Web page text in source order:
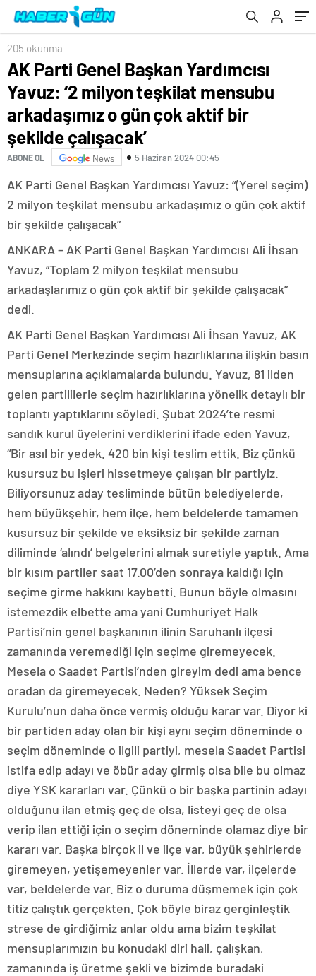
çok aktif bir şekilde çalışacak’
205 okunma
AK Parti Genel Başkan Yardımcısı
Yavuz: ‘2 milyon teşkilat mensubu
arkadaşımız o gün çok aktif bir
şekilde çalışacak’
ABONE OL News 5 Haziran 2024 00:45
AK Parti Genel Başkan Yardımcısı Yavuz: “(Yerel seçim)
2 milyon teşkilat mensubu arkadaşımız o gün çok aktif
bir şekilde çalışacak”
ANKARA – AK Parti Genel Başkan Yardımcısı Ali İhsan
Yavuz, “Toplam 2 milyon teşkilat mensubu
arkadaşlarımız o gün çok aktif bir şekilde çalışacak”
dedi.
AK Parti Genel Başkan Yardımcısı Ali İhsan Yavuz, AK
Parti Genel Merkezinde seçim hazırlıklarına ilişkin basın
mensuplarına açıklamalarda bulundu. Yavuz, 81 ilden
gelen partililerle seçim hazırlıklarına yönelik detaylı bir
toplantı yaptıklarını söyledi. Şubat 2024’te resmi
sandık kurul üyelerini verdiklerini ifade eden Yavuz,
“Bir asıl bir yedek. 420 bin kişi teslim ettik. Biz çünkü
kusursuz bu işleri hissetmeye çalışan bir partiyiz.
Biliyorsunuz aday tesliminde bütün belediyelerde,
hem büyükşehir, hem ilçe, hem beldelerde tamamen
kusursuz bir şekilde ve eksiksiz bir şekilde zaman
diliminde ‘alındı’ belgelerini almak suretiyle yaptık. Ama
bir kısım partiler saat 17.00’den sonraya kaldığı için
seçime girme hakkını kaybetti. Bunun böyle olmasını
istemezdik elbette ama yani Cumhuriyet Halk
Partisi’nin genel başkanının ilinin Saruhanlı ilçesi
zamanında veremediği için seçime giremeyecek.
Mesela o Saadet Partisi’nden gireyim dedi ama bence
oradan da giremeyecek. Neden? Yüksek Seçim
Kurulu’nun daha önce vermiş olduğu karar var. Diyor ki
bir partiden aday olan bir kişi aynı seçim döneminde o
seçim döneminde o ilgili partiyi, mesela Saadet Partisi
istifa edip adayı ve öbür aday girmiş olsa bile bu olmaz
diye YSK kararları var. Çünkü o bir başka partinin adayı
olduğunu ilan etmiş geç de olsa, listeyi geç de olsa
verip ilan ettiği için o seçim döneminde olamaz diye bir
kararı var. Başka birçok il ve ilçe var, büyük şehirlerde
giremeyen, yetişemeyenler var. İllerde var, ilçelerde
var, beldelerde var. Biz o duruma düşmemek için çok
titiz çalıştık gerçekten. Çok böyle biraz gerginleştik
strese de girdiğimiz anlar oldu ama bizim teşkilat
mensuplarımızın bu konudaki diri hali, çalışkan,
zamanında iş üretme şekli ve bizimde buradaki